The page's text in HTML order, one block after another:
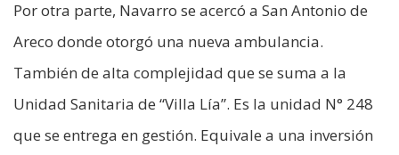
Por otra parte, Navarro se acercó a San Antonio de
Areco donde otorgó una nueva ambulancia.
También de alta complejidad que se suma a la
Unidad Sanitaria de “Villa Lía”. Es la unidad N° 248
que se entrega en gestión. Equivale a una inversión